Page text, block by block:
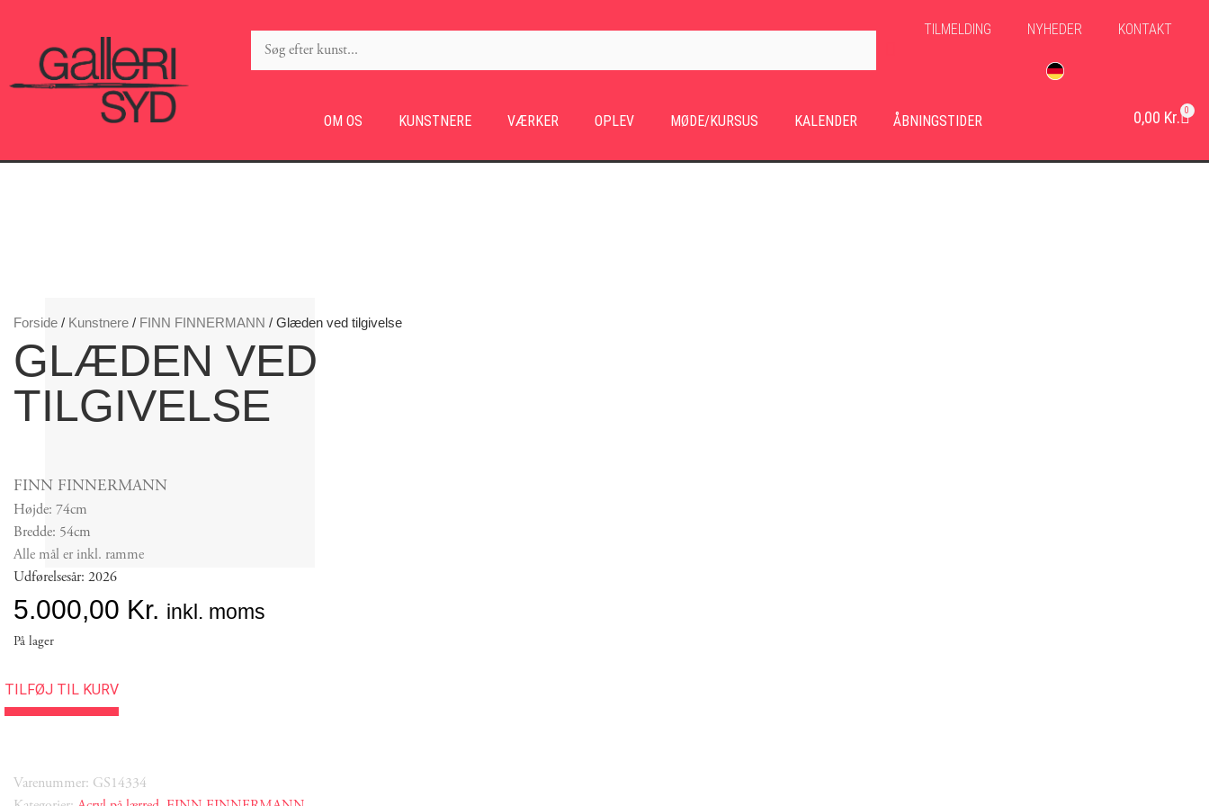
TILMELDING NYHEDER KONTAKT
OM OS KUNSTNERE VÆRKER OPLEV MØDE/KURSUS KALENDER ÅBNINGSTIDER 0,00 Kr. 0
Forside / Kunstnere / FINN FINNERMANN / Glæden ved tilgivelse
GLÆDEN VED
TILGIVELSE
FINN FINNERMANN
Højde: 74cm
Bredde: 54cm
Alle mål er inkl. ramme
Udførelsesår: 2026
5.000,00 Kr. inkl. moms
På lager
TILFØJ TIL KURV
Varenummer: GS14334